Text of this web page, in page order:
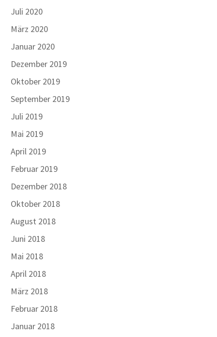
Juli 2020
März 2020
Januar 2020
Dezember 2019
Oktober 2019
September 2019
Juli 2019
Mai 2019
April 2019
Februar 2019
Dezember 2018
Oktober 2018
August 2018
Juni 2018
Mai 2018
April 2018
März 2018
Februar 2018
Januar 2018